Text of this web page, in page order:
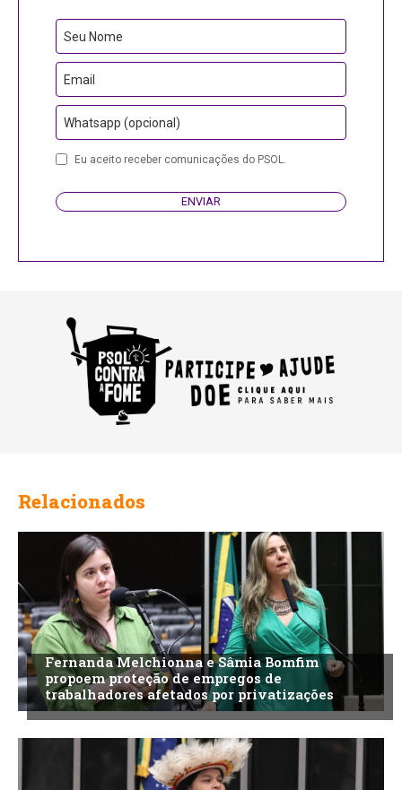
Seu Nome
Email
Whatsapp (opcional)
Eu aceito receber comunicações do PSOL.
ENVIAR
Relacionados
Fernanda Melchionna e Sâmia Bomfim
propoem proteção de empregos de
trabalhadores afetados por privatizações